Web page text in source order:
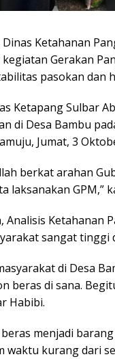
Dinas Ketahanan
Gerakan
pasokan dan
Ketapang Sulbar
di Desa Bambu
Jumat, 3
berkat arahan
laksanakan GPM,”
Analisis Ketahanan
sangat tinggi
di Desa
beras di sana.
Habibi.
menjadi
waktu kurang dari